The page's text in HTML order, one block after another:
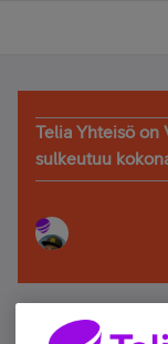
Telia Yhteisö on
sulkeutuu